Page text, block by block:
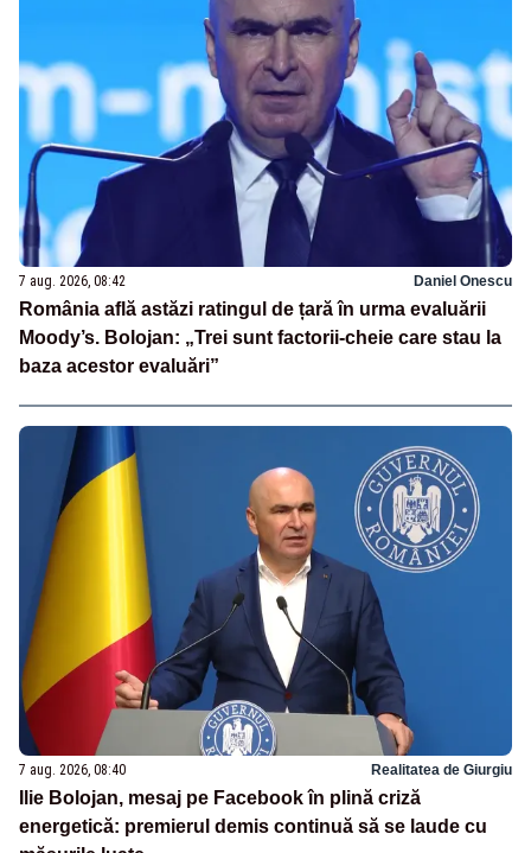
7 aug. 2026, 08:42 Daniel Onescu
România află astăzi ratingul de țară în urma evaluării
Moody’s. Bolojan: „Trei sunt factorii-cheie care stau la
baza acestor evaluări”
7 aug. 2026, 08:40 Realitatea de Giurgiu
Ilie Bolojan, mesaj pe Facebook în plină criză
energetică: premierul demis continuă să se laude cu